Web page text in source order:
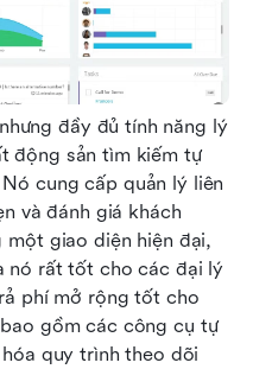
đầy đủ tính năng lý
động sản tìm kiếm tự
cung cấp quản lý liên
và đánh giá khách
giao diện hiện đại,
nó rất tốt cho các đại lý
phí mở rộng tốt cho
gồm các công cụ tự
quy trình theo dõi